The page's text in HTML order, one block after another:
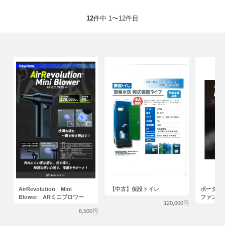
12件中 1〜12件目
AirRevolution Mini
Blower ARミニブロワー
6,500円
【中古】仮設トイレ
120,000円
ポータブ
ファン